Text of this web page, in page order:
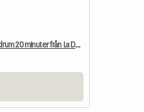
Rum med litet angränsande badrum 20 minuter från La Doua